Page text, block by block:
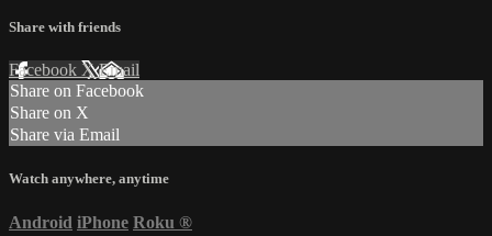
Share with friends
Facebook XEmail
Share on Facebook
Share on X
Share via Email
Watch anywhere, anytime
Android iPhone Roku ®